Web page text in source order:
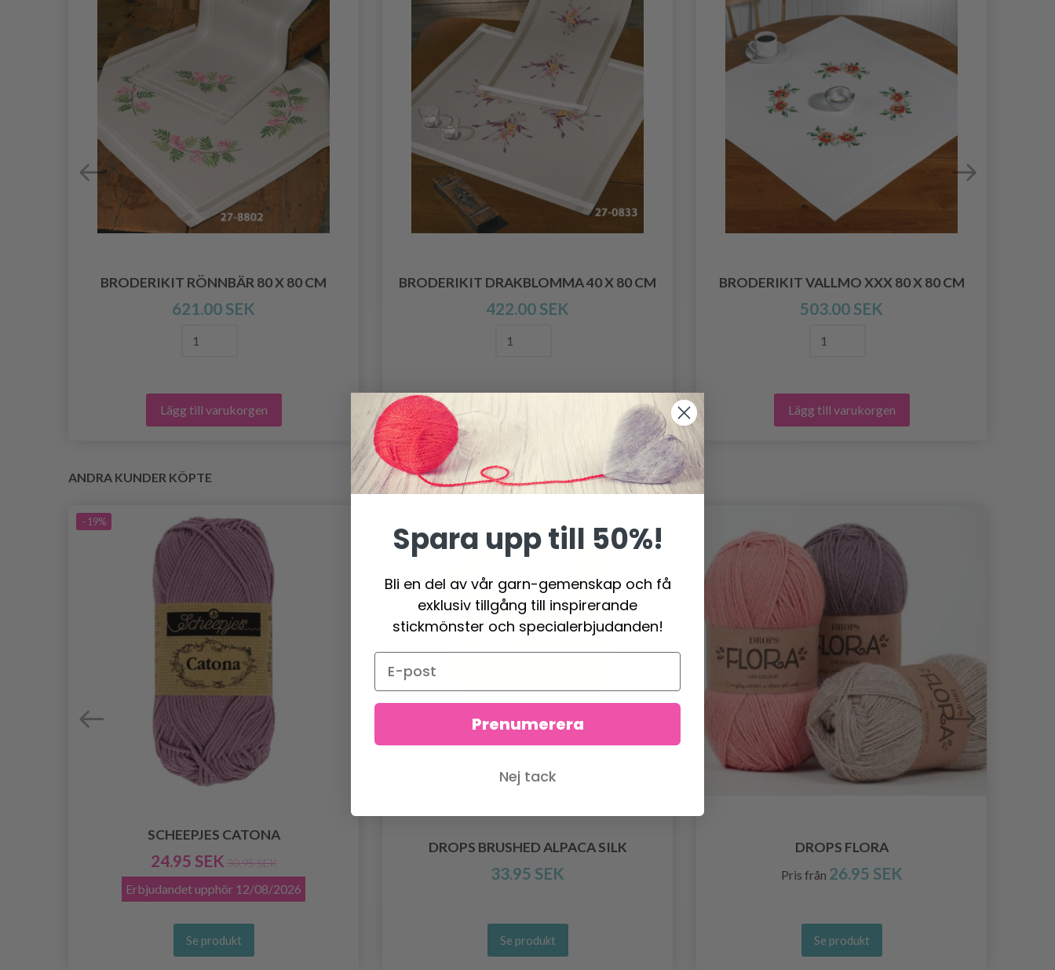
BRODERIKIT RÖNNBÄR 80 X 80 CM
621.00 SEK
Lägg till varukorgen
BRODERIKIT DRAKBLOMMA 40 X 80 CM
422.00 SEK
Lägg till varukorgen
BRODERIKIT VALLMO XXX 80 X 80 CM
503.00 SEK
Lägg till varukorgen
ANDRA KUNDER KÖPTE
- 19%
SCHEEPJES CATONA
24.95 SEK 30.95 SEK
Erbjudandet upphör 12/08/2026
Se produkt
DROPS BRUSHED ALPACA SILK
33.95 SEK
Se produkt
DROPS FLORA
Pris från 26.95 SEK
Se produkt
Spara upp till 50%!
Bli en del av vår garn-gemenskap och få
exklusiv tillgång till inspirerande
stickmönster och specialerbjudanden!
Prenumerera
Nej tack